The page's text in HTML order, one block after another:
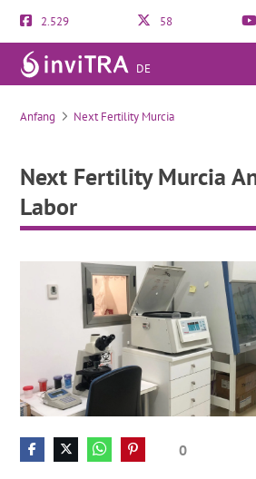
2.529 58
DE
Next Fertility Murcia Andrologie
Anfang Next Fertility Murcia
Next Fertility Murcia
Labor
0